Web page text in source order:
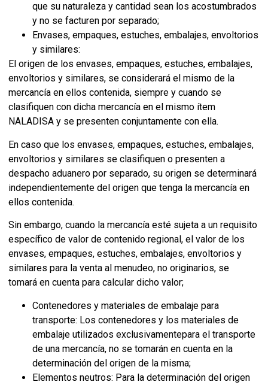
que su naturaleza y cantidad sean los acostumbrados
y no se facturen por separado;
Envases, empaques, estuches, embalajes, envoltorios
y similares:
El origen de los envases, empaques, estuches, embalajes,
envoltorios y similares, se considerará el mismo de la
mercancía en ellos contenida, siempre y cuando se
clasifiquen con dicha mercancía en el mismo ítem
NALADISA y se presenten conjuntamente con ella.
En caso que los envases, empaques, estuches, embalajes,
envoltorios y similares se clasifiquen o presenten a
despacho aduanero por separado, su origen se determinará
independientemente del origen que tenga la mercancía en
ellos contenida.
Sin embargo, cuando la mercancía esté sujeta a un requisito
específico de valor de contenido regional, el valor de los
envases, empaques, estuches, embalajes, envoltorios y
similares para la venta al menudeo, no originarios, se
tomará en cuenta para calcular dicho valor;
Contenedores y materiales de embalaje para
transporte: Los contenedores y los materiales de
embalaje utilizados exclusivamentepara el transporte
de una mercancía, no se tomarán en cuenta en la
determinación del origen de la misma;
Elementos neutros: Para la determinación del origen